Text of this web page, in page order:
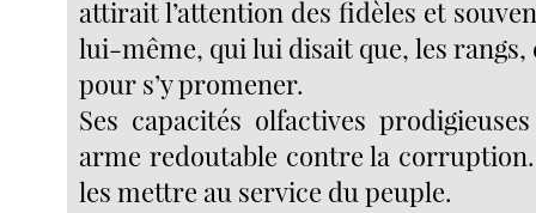
attirait l’attention des fidèles et
lui-même, qui lui disait que, les rangs,
pour s’y promener.
Ses capacités olfactives
arme redoutable contre la
les mettre au service du peuple.